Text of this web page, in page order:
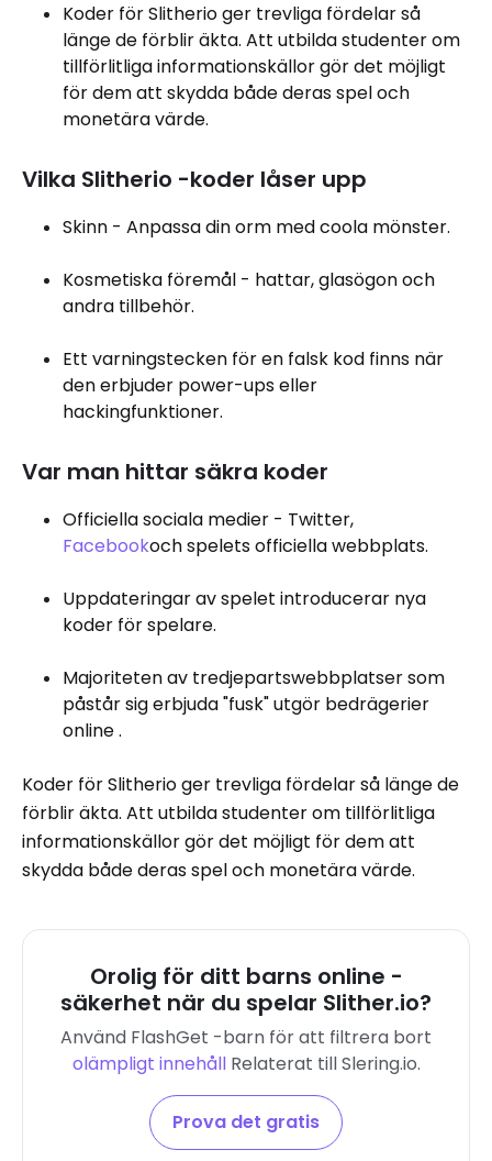
Koder för Slitherio ger trevliga fördelar så
länge de förblir äkta. Att utbilda studenter om
tillförlitliga informationskällor gör det möjligt
för dem att skydda både deras spel och
monetära värde.
Vilka Slitherio -koder låser upp
Skinn - Anpassa din orm med coola mönster.
Kosmetiska föremål - hattar, glasögon och
andra tillbehör.
Ett varningstecken för en falsk kod finns när
den erbjuder power-ups eller
hackingfunktioner.
Var man hittar säkra koder
Officiella sociala medier - Twitter,
Facebookoch spelets officiella webbplats.
Uppdateringar av spelet introducerar nya
koder för spelare.
Majoriteten av tredjepartswebbplatser som
påstår sig erbjuda "fusk" utgör bedrägerier
online .
Koder för Slitherio ger trevliga fördelar så länge de
förblir äkta. Att utbilda studenter om tillförlitliga
informationskällor gör det möjligt för dem att
skydda både deras spel och monetära värde.
Orolig för ditt barns online -
säkerhet när du spelar Slither.io?
Använd FlashGet -barn för att filtrera bort
olämpligt innehållRelaterat till Slering.io.
Prova det gratis